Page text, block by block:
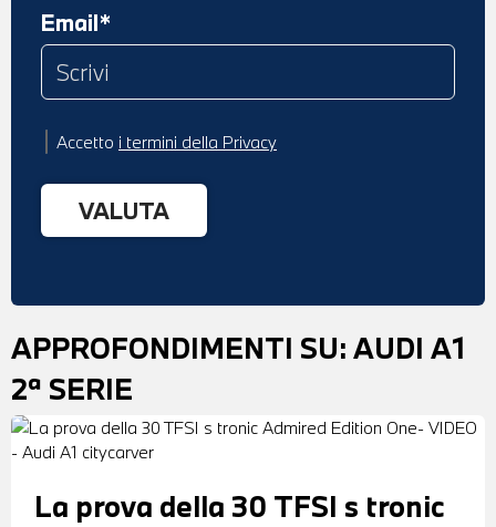
Email*
Accetto i termini della Privacy
APPROFONDIMENTI SU: AUDI A1
2ª SERIE
La prova della 30 TFSI s tronic